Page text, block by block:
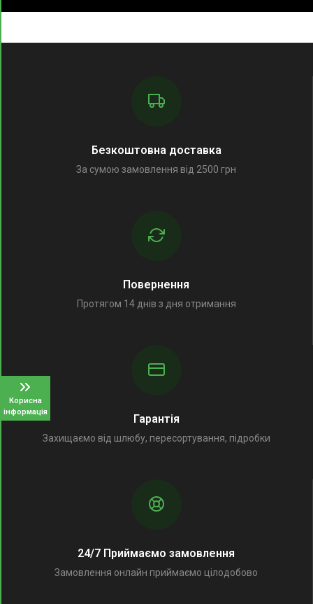
Корисна
інформація
Безкоштовна доставка
За сумою замовлення від 2500 грн
Повернення
Протягом 14 днів з дня отримання
Гарантія
Захищаємо від шлюбу, пересортування, підробки
24/7 Приймаємо замовлення
Замовлення онлайн приймаємо цілодобово